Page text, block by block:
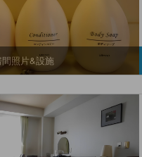
照片&設施